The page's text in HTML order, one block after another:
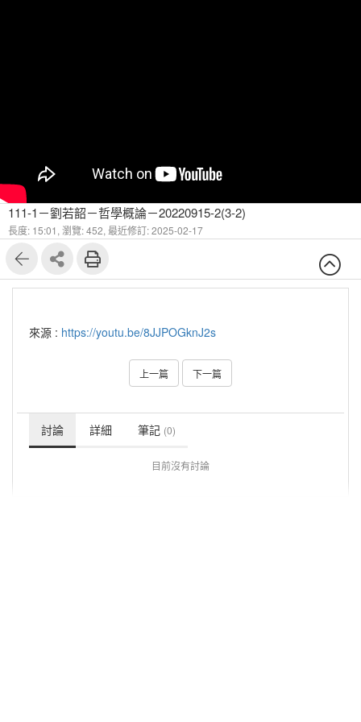
111-1－劉若韶－哲學概論－20220915-2(3-2)
長度: 15:01, 瀏覽: 452, 最近修訂: 2025-02-17
來源 : https://youtu.be/8JJPOGknJ2s
上一篇 下一篇
討論 詳細 筆記 (0)
目前沒有討論